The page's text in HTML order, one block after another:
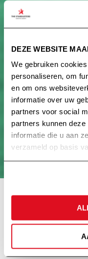
DEZE WEBSITE
We gebruiken
personaliseren, om
en om ons
informatie over uw
partners voor social
partners kunnen
informatie die u aan
verzameld op basis
100%